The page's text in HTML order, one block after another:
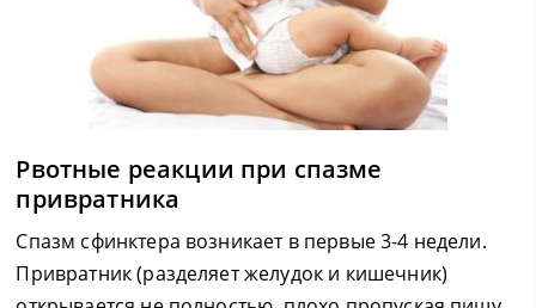
Рвотные реакции при спазме
привратника
Спазм сфинктера возникает в первые 3-4 недели.
Привратник (разделяет желудок и кишечник)